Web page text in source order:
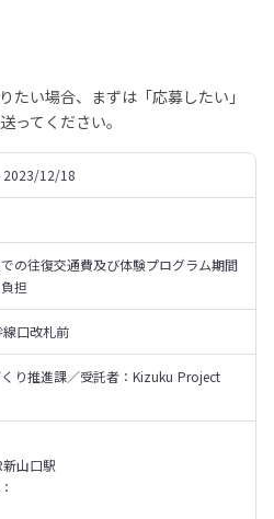
い場合、まずは「応募したい」
ってください。
12/18
の往復交通費及び体験プログラム期間
担
口改札前
り推進課／受託者：Kizuku Project
新山口駅